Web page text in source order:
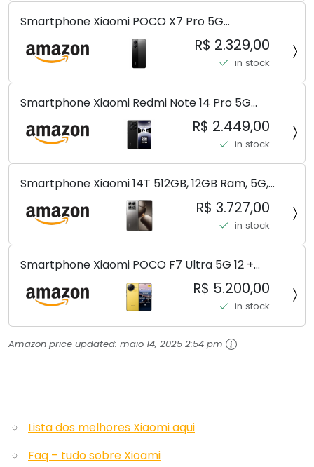
Smartphone Xiaomi POCO X7 Pro 5G
8+256GB/12+256GB/12+512GB
R$ 2.329,00
in stock
Smartphone Xiaomi Redmi Note 14 Pro 5G
Midnight Black (Preto) 12GB RAM 512GB ROM NFC
[ 24090RA29G ]
R$ 2.449,00
in stock
Smartphone Xiaomi 14T 512GB, 12GB Ram, 5G,
Leica, Cinza - no Brasil
R$ 3.727,00
in stock
Smartphone Xiaomi POCO F7 Ultra 5G 12 +
256GB/16+512GB Processador Snapdragon 8 Elite
Top de Linha Chip VisionBoost D7 para Jogos
Pesados Tela Flow AMOLED 2K...
R$ 5.200,00
in stock
Amazon price updated: maio 14, 2025 2:54 pm
Lista dos melhores Xiaomi aqui
Faq – tudo sobre Xioami